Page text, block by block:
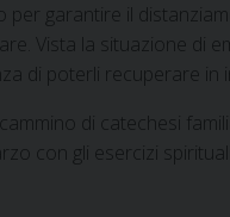
garantire il
Vista la situazione di
di poterli recuperare in
di catechesi
con gli esercizi